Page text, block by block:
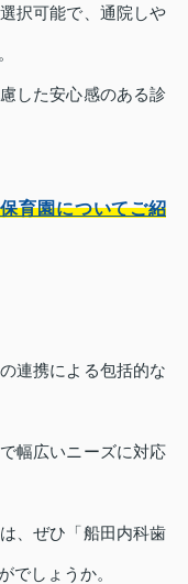
択可能で、通院しや
した安心感のある診
育園についてご紹
連携による包括的な
幅広いニーズに対応
、ぜひ「船田内科歯
でしょうか。